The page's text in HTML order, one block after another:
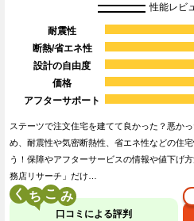
性能レビ
耐震性
断熱/省エネ性
設計の自由度
価格
アフターサポート
ステーツで注文住宅を建てて良かった？悪か
め、耐震性や気密断熱性、省エネ性などの住
う！保障やアフターサービスの情報や値下げ
務店リサーチ」だけ…
く こ
口コミによる評判